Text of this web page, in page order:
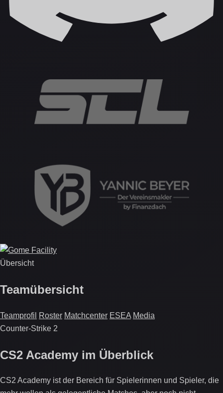
Übersicht
Teamübersicht
Teamprofil Roster Matchcenter ESEA Media
Counter-Strike 2
CS2 Academy im Überblick
CS2 Academy ist der Bereich für Spielerinnen und Spieler, die